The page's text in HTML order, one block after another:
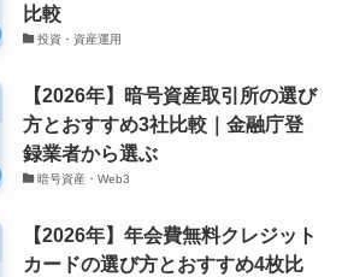
比較
投資・資産運用
【2026年】暗号資産取引所の選び
方とおすすめ3社比較｜金融庁登
録業者から選ぶ
暗号資産・Web3
【2026年】年会費無料クレジット
カードの選び方とおすすめ4枚比